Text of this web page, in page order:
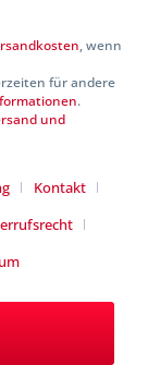
, wenn
für andere
.
und
Kontakt